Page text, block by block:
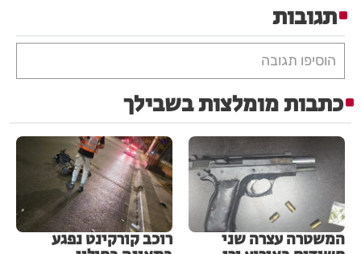
תגובות
הוסיפו תגובה
כתבות מומלצות בשבילך
המשטרה עצרה שני רוכב קורקינט נפגע